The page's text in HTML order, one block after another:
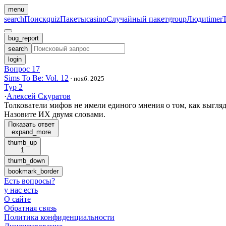
menu
searchПоискquizПакетыcasinoСлучайный пакетgroupЛюдиtimer
bug_report
search
login
Вопрос 17
Sims To Be: Vol. 12 · нояб. 2025
Тур 2
·Алексей Скуратов
Толкователи мифов не имели единого мнения о том, как
Назовите ИХ двумя словами.
Показать ответ
expand_more
thumb_up
1
thumb_down
bookmark_border
Есть вопросы?
у нас есть
О сайте
Обратная связь
Политика конфиденциальности